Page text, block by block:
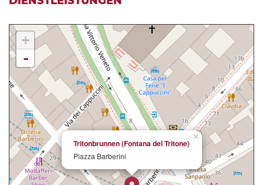
×
Tritonbrunnen (Fontana del Tritone)
Piazza Barberini
+
-